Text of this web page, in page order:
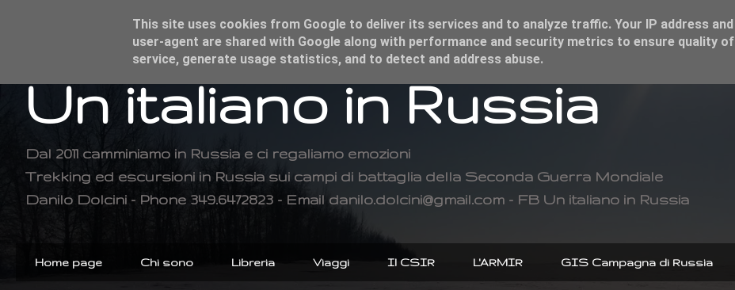
Un italiano in Russia
Dal 2011 camminiamo in Russia e ci regaliamo emozioni
Trekking ed escursioni in Russia sui campi di battaglia della Seconda Guerra Mondiale
Danilo Dolcini - Phone 349.6472823 - Email danilo.dolcini@gmail.com - FB Un italiano in Russia
Home page Chi sono Libreria Viaggi Il CSIR L'ARMIR GIS Campagna di Russia
This site uses cookies from Google to deliver its services and to analyze traffic. Your IP address and
user-agent are shared with Google along with performance and security metrics to ensure quality of
service, generate usage statistics, and to detect and address abuse.